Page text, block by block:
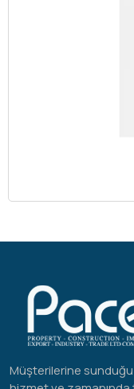
Müşterilerine